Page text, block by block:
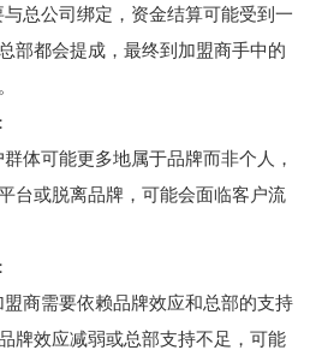
总公司绑定，资金结算可能受到一
部都会提成，最终到加盟商手中的
体可能更多地属于品牌而非个人，
台或脱离品牌，可能会面临客户流
商需要依赖品牌效应和总部的支持
牌效应减弱或总部支持不足，可能